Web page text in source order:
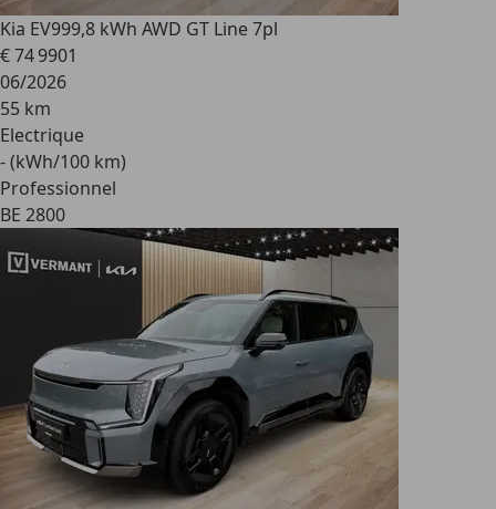
Kia EV999,8 kWh AWD GT Line 7pl
€ 74 9901
06/2026
55 km
Electrique
- (kWh/100 km)
Professionnel
BE 2800